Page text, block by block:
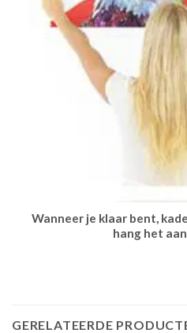
Wanneer je klaar bent,
hang het
GERELATEERDE